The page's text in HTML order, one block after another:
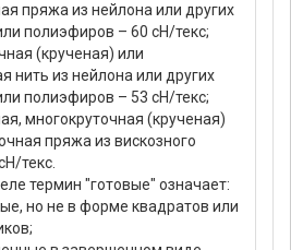
пряжа из нейлона или других
полиэфиров – 60 сН/текс;
(крученая) или
нить из нейлона или других
полиэфиров – 53 сН/текс;
многокруточная (крученая)
пряжа из вискозного
текс.
термин "готовые" означает:
но не в форме квадратов или